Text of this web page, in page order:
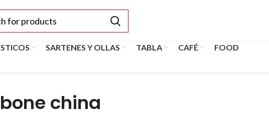
SARTENES Y OLLAS TABLA CAFÉ FOOD
bone china